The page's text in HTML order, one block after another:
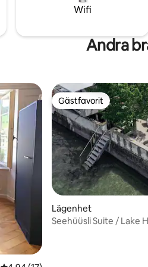
och torktumlare •
Wifi
Andra
Gästfavorit
Gästfavorit
Lägenhet
Seehüüsli Suite / Lake